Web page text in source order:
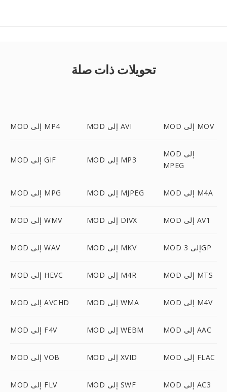
تحويلات ذات صلة
MOD إلى MP4 MOD إلى AVI MOD إلى MOV
MOD إلى GIF MOD إلى MP3
MOD إلى
MPEG
MOD إلى MPG MOD إلى MJPEG MOD إلى M4A
MOD إلى WMV MOD إلى DIVX MOD إلى AV1
MOD إلى WAV MOD إلى MKV MOD إلى 3GP
MOD إلى HEVC MOD إلى M4R MOD إلى MTS
MOD إلى AVCHD MOD إلى WMA MOD إلى M4V
MOD إلى F4V MOD إلى WEBM MOD إلى AAC
MOD إلى VOB MOD إلى XVID MOD إلى FLAC
MOD إلى FLV MOD إلى SWF MOD إلى AC3